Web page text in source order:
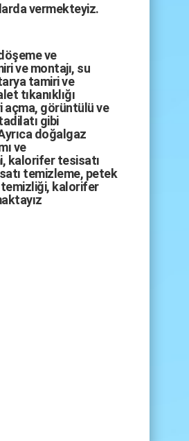
vermekteyiz.
ve
vemontajı, su
tamirive
tıkanıklığı
açma, görüntülü ve
gibi
doğalgaz
ve
kalorifer tesisatı
temizleme, petek
kalorifer